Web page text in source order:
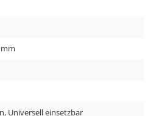
Universell einsetzbar